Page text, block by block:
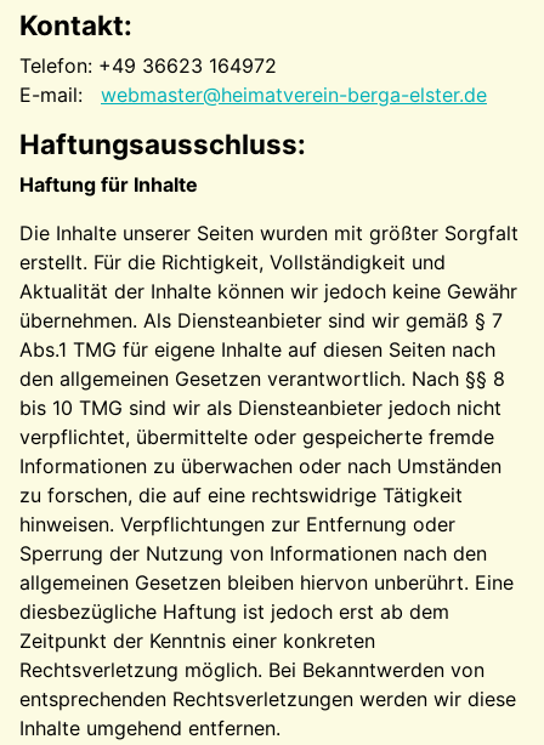
Kontakt:
Telefon: +49 36623 164972
E-mail: webmaster@heimatverein-berga-elster.de
Haftungsausschluss:
Haftung für Inhalte
Die Inhalte unserer Seiten wurden mit größter Sorgfalt
erstellt. Für die Richtigkeit, Vollständigkeit und
Aktualität der Inhalte können wir jedoch keine Gewähr
übernehmen. Als Diensteanbieter sind wir gemäß § 7
Abs.1 TMG für eigene Inhalte auf diesen Seiten nach
den allgemeinen Gesetzen verantwortlich. Nach §§ 8
bis 10 TMG sind wir als Diensteanbieter jedoch nicht
verpflichtet, übermittelte oder gespeicherte fremde
Informationen zu überwachen oder nach Umständen
zu forschen, die auf eine rechtswidrige Tätigkeit
hinweisen. Verpflichtungen zur Entfernung oder
Sperrung der Nutzung von Informationen nach den
allgemeinen Gesetzen bleiben hiervon unberührt. Eine
diesbezügliche Haftung ist jedoch erst ab dem
Zeitpunkt der Kenntnis einer konkreten
Rechtsverletzung möglich. Bei Bekanntwerden von
entsprechenden Rechtsverletzungen werden wir diese
Inhalte umgehend entfernen.